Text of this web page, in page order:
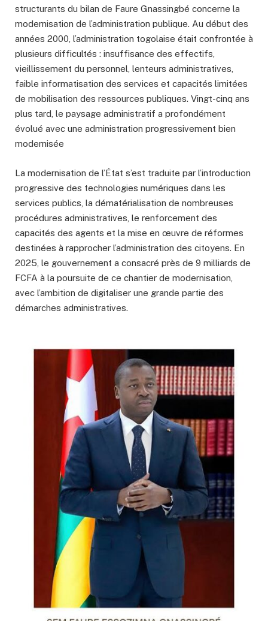
structurants du bilan de Faure Gnassingbé concerne la
modernisation de l’administration publique. Au début des
années 2000, l’administration togolaise était confrontée à
plusieurs difficultés : insuffisance des effectifs,
vieillissement du personnel, lenteurs administratives,
faible informatisation des services et capacités limitées
de mobilisation des ressources publiques. Vingt-cinq ans
plus tard, le paysage administratif a profondément
évolué avec une administration progressivement bien
modernisée
La modernisation de l’État s’est traduite par l’introduction
progressive des technologies numériques dans les
services publics, la dématérialisation de nombreuses
procédures administratives, le renforcement des
capacités des agents et la mise en œuvre de réformes
destinées à rapprocher l’administration des citoyens. En
2025, le gouvernement a consacré près de 9 milliards de
FCFA à la poursuite de ce chantier de modernisation,
avec l’ambition de digitaliser une grande partie des
démarches administratives.